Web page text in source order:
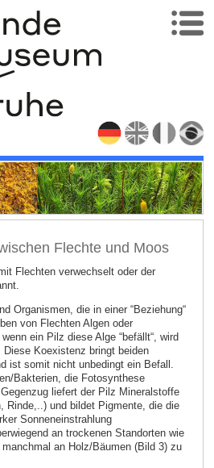
Flechte und Moos
Flechten verwechselt oder der
Organismen, die in einer “Beziehung“
von Flechten Algen oder
ein Pilz diese Alge “befällt“, wird
Koexistenz bringt beiden
ist somit nicht unbedingt ein Befall.
Bakterien, die Fotosynthese
liefert der Pilz Mineralstoffe
Rinde,..) und bildet Pigmente, die die
Sonneneinstrahlung
an trockenen Standorten wie
an Holz/Bäumen (Bild 3) zu